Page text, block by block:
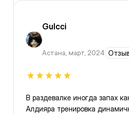
Gulcci
Астана, март, 2024
В раздевалке иногда запах
Алдияра тренировка